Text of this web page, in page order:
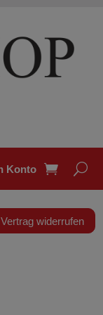
Konto
Vertrag widerrufen